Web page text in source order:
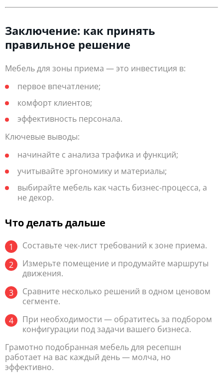
Заключение: как принять
правильное решение
Мебель для зоны приема — это инвестиция в:
первое впечатление;
комфорт клиентов;
эффективность персонала.
Ключевые выводы:
начинайте с анализа трафика и функций;
учитывайте эргономику и материалы;
выбирайте мебель как часть бизнес-процесса, а
не декор.
Что делать дальше
Составьте чек-лист требований к зоне приема.
Измерьте помещение и продумайте маршруты
движения.
Сравните несколько решений в одном ценовом
сегменте.
При необходимости — обратитесь за подбором
конфигурации под задачи вашего бизнеса.
Грамотно подобранная мебель для ресепшн
работает на вас каждый день — молча, но
эффективно.